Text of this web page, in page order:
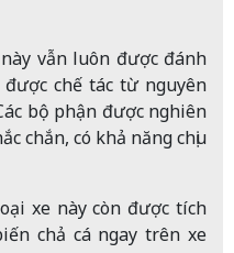
vẫn luôn được đánh
chế tác từ nguyên
bộ phận được nghiên
chắn, có khả năng chịu
xe này còn được tích
chả cá ngay trên xe